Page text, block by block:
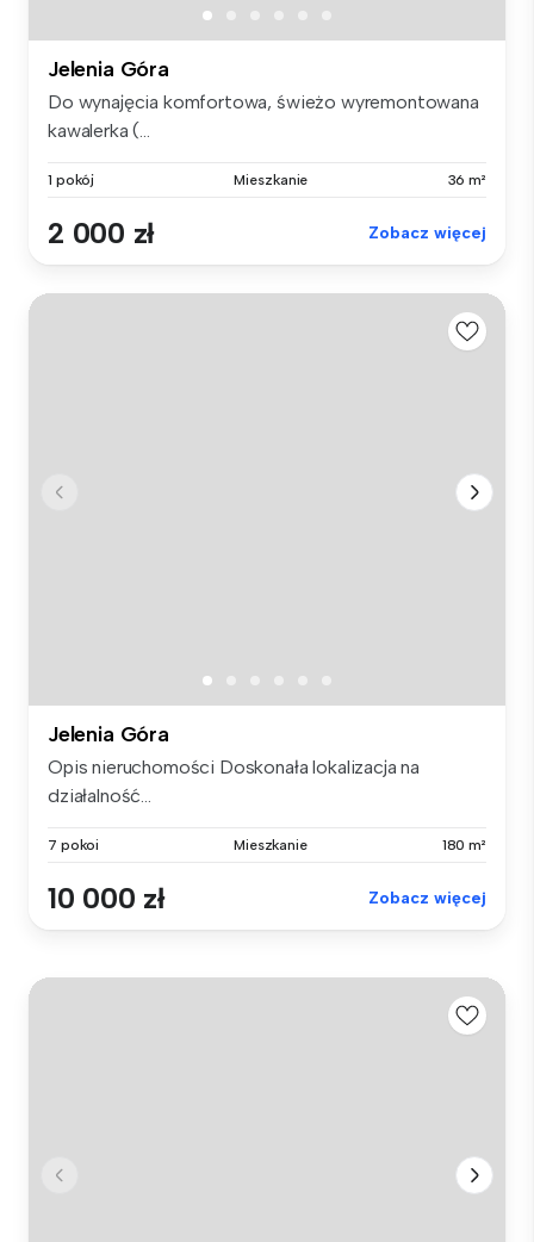
Jelenia Góra
Do wynajęcia komfortowa, świeżo wyremontowana
kawalerka (...
1 pokój Mieszkanie 36 m²
2 000 zł Zobacz więcej
Jelenia Góra
Opis nieruchomości Doskonała lokalizacja na
działalność...
7 pokoi Mieszkanie 180 m²
10 000 zł Zobacz więcej